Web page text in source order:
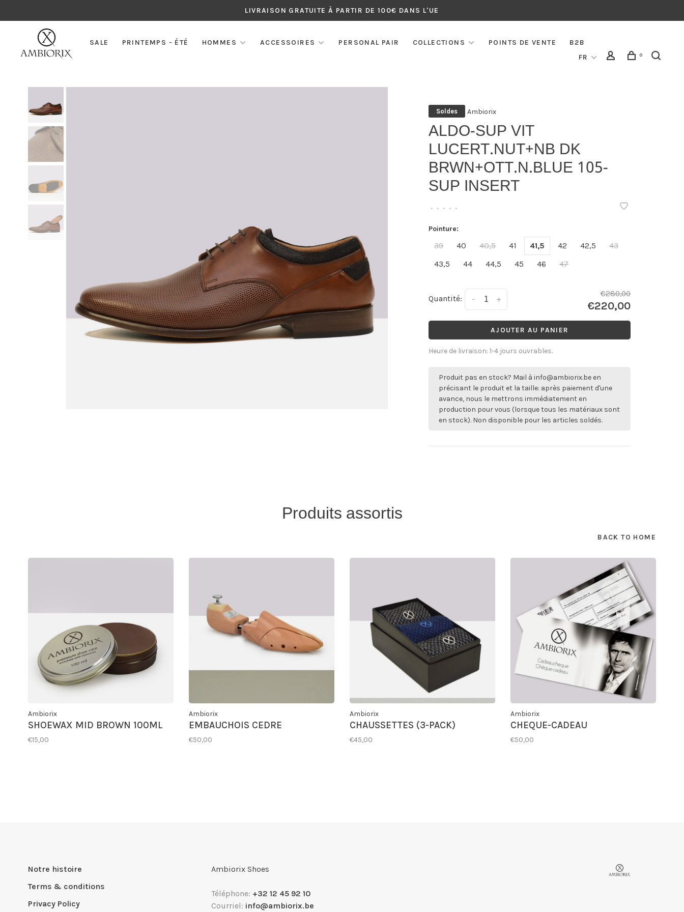
LIVRAISON GRATUITE À PARTIR DE 100€ DANS L'UE
SALE PRINTEMPS - ÉTÉ HOMMES ACCESSOIRES PERSONAL PAIR COLLECTIONS POINTS DE VENTE
B2B
FR
0
Soldes Ambiorix
ALDO-SUP VIT
LUCERT.NUT+NB DK
BRWN+OTT.N.BLUE 105-
SUP INSERT
• • • • •
Pointure:
39 40 40,5 41 41,5 42 42,5
43
43,5
44 44,5 45 46 47
Quantité: +
-
€280,00
€220,00
AJOUTER AU PANIER
Heure de livraison: 1-4 jours ouvrables.
Produit pas en stock? Mail àinfo@ambiorix.be en
précisant le produit et la taille: après paiement d'une
avance, nous le mettrons immédiatement en
production pour vous (lorsque tous les matériaux sont
en stock). Non disponible pour les articles soldés.
Produits assortis
BACK TO HOME
Ambiorix
SHOEWAX MID BROWN 100ML
€15,00
Ambiorix
EMBAUCHOIS CEDRE
€50,00
Ambiorix
CHAUSSETTES (3-PACK)
€45,00
Ambiorix
CHEQUE-CADEAU
€50,00
Notre histoire
Terms & conditions
Privacy Policy
Ambiorix Shoes
Téléphone: +32 12 45 92 10
Courriel: info@ambiorix.be